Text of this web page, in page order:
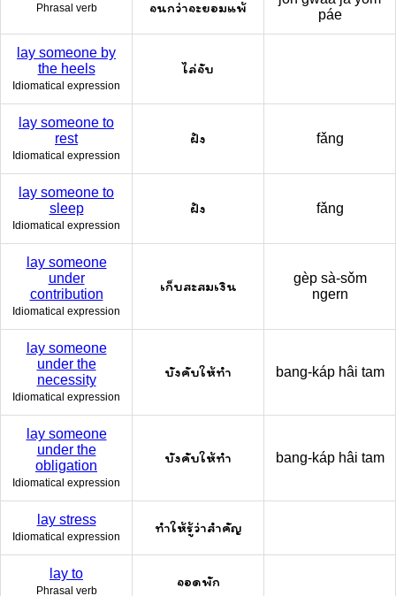
Phrasal verb
จนกว่าจะยอมแพ้
páe
lay someone by
the heels
Idiomatical expression
ไล่จับ
lay someone to
rest
Idiomatical expression
ฝัง fǎng
lay someone to
sleep
Idiomatical expression
ฝัง fǎng
lay someone
under
contribution
Idiomatical expression
เก็บสะสมเงิน
gèp sà-sǒm
ngern
lay someone
under the
necessity
Idiomatical expression
บังคับให้ทำ bang-káp hâi tam
lay someone
under the
obligation
Idiomatical expression
บังคับให้ทำ bang-káp hâi tam
lay stress
Idiomatical expression
ทำให้รู้ว่าสำคัญ
lay to
Phrasal verb
จอดพัก